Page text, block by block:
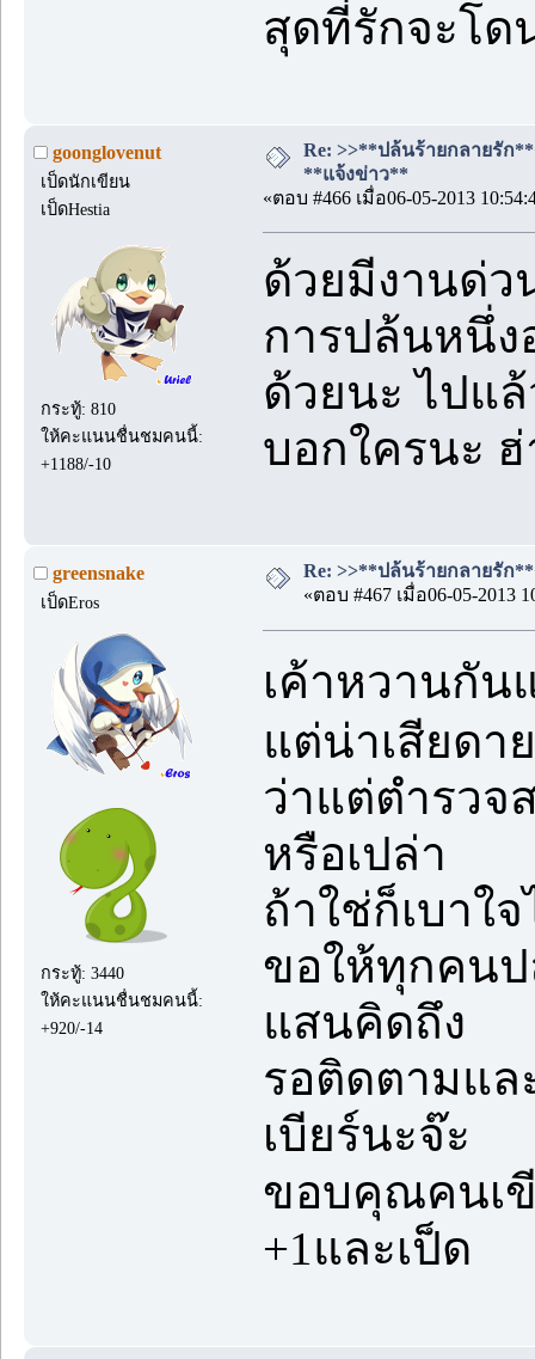
สุดที่รักจะโด
goonglovenut
เป็ดนักเขียน
เป็ดHestia
กระทู้: 810
ให้คะแนนชื่นชมคนนี้:
+1188/-10
Re: >>**ปล้นร้ายกลายรัก
**แจ้งข่าว**
«ตอบ #466 เมื่อ06-05-2013
ด้วยมีงานด่ว
การปล้นหนึ่ง
ด้วยนะ ไปแ
บอกใครนะ ฮ่
greensnake
เป็ดEros
กระทู้: 3440
ให้คะแนนชื่นชมคนนี้:
+920/-14
Re: >>**ปล้นร้ายกลายรัก
«ตอบ #467 เมื่อ06-05-2013
เค้าหวานกัน
แต่น่าเสียดา
ว่าแต่ตำรวจ
หรือเปล่า
ถ้าใช่ก็เบาใ
ขอให้ทุกคน
แสนคิดถึง
รอติดตามแล
เบียร์นะจ๊ะ
ขอบคุณคนเ
+1และเป็ด